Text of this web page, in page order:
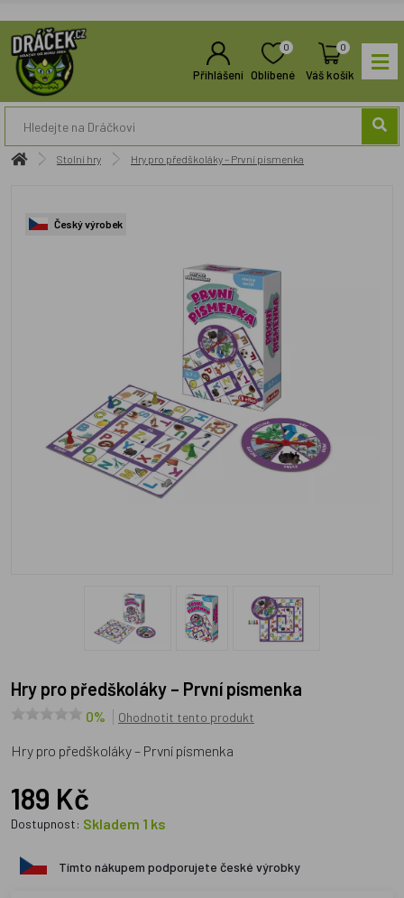
Přihlášení
0
Oblíbené
0
Váš košík
Stolní hry Hry pro předškoláky – První písmenka
Český výrobek
Hry pro předškoláky – První písmenka
0% Ohodnotit tento produkt
Hry pro předškoláky – První písmenka
189 Kč
Dostupnost: Skladem 1 ks
Tímto nákupem podporujete české výrobky